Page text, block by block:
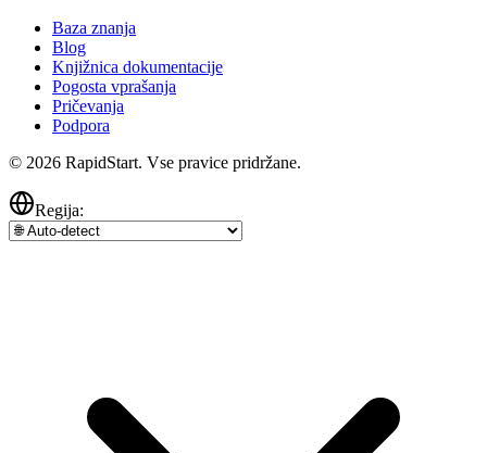
Baza znanja
Blog
Knjižnica dokumentacije
Pogosta vprašanja
Pričevanja
Podpora
© 2026 RapidStart. Vse pravice pridržane.
Regija: